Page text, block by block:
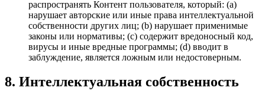
распространять Контент пользователя, который: (a)
нарушает авторские или иные права интеллектуальной
собственности других лиц; (b) нарушает применимые
законы или нормативы; (c) содержит вредоносный код,
вирусы и иные вредные программы; (d) вводит в
заблуждение, является ложным или недостоверным.
8. Интеллектуальная собственность